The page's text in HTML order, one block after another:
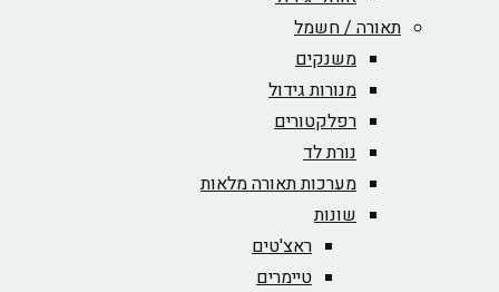
תאורה / חשמל
משנקים
מנורות גידול
רפלקטורים
נורת לד
מערכות תאורה מלאות
שונות
ראצ'טים
טיימרים